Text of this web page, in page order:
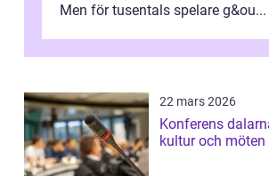
Men för tusentals spelare g&ou...
22 mars 2026
Konferens dalarna när
kultur och